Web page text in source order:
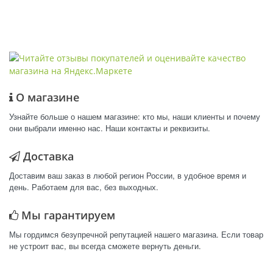
О магазине
Узнайте больше о нашем магазине: кто мы, наши клиенты и почему
они выбрали именно нас. Наши контакты и реквизиты.
Доставка
Доставим ваш заказ в любой регион России, в удобное время и
день. Работаем для вас, без выходных.
Мы гарантируем
Мы гордимся безупречной репутацией нашего магазина. Если товар
не устроит вас, вы всегда сможете вернуть деньги.